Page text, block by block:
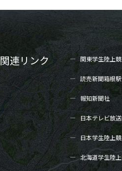
関連リンク 関東学生陸上
読売新聞箱根
報知新聞社
日本テレビ放
日本学生陸上
北海道学生陸上